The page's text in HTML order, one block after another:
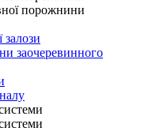
порожнини
залози
заочеревинного